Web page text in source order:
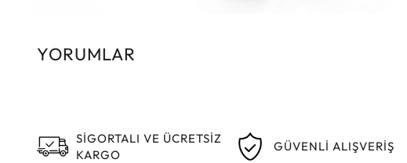
YORUMLAR
SİGORTALI VE ÜCRETSİZ
KARGO
GÜVENLİ ALIŞVERİŞ